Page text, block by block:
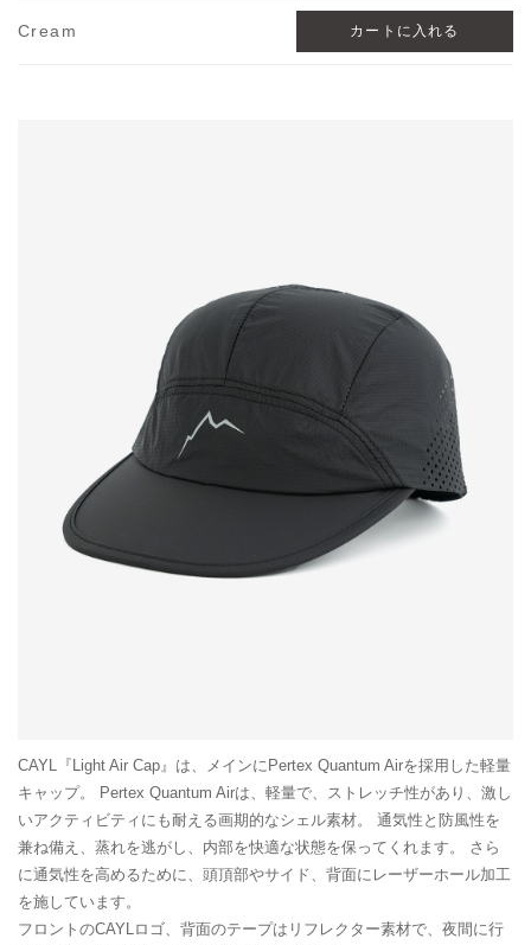
Cream
CAYL『Light Air Cap』は、メインにPertex Quantum Airを採用した軽量
キャップ。 Pertex Quantum Airは、軽量で、ストレッチ性があり、激し
いアクティビティにも耐える画期的なシェル素材。 通気性と防風性を
兼ね備え、蒸れを逃がし、内部を快適な状態を保ってくれます。 さら
に通気性を高めるために、頭頂部やサイド、背面にレーザーホール加工
を施しています。
フロントのCAYLロゴ、背面のテープはリフレクター素材で、夜間に行